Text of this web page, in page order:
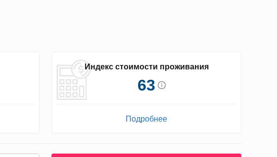
Индекс стоимости проживания
63
Подробнее